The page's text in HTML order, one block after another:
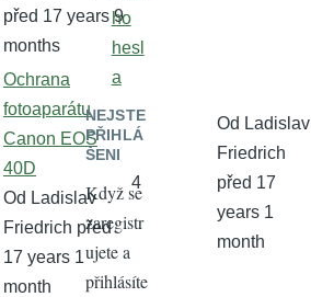
před 17 years 9
months
Normální
téma
Ochrana
fotoaparátu
Canon EOS
40D
Od Ladislav
Friedrich před
17 years 1
month
4
Od Ladislav
Friedrich
před 17
years 1
month
ho
hesl
a
NEJSTE
PŘIHLÁ
ŠENI
Když se
zaregistr
ujete a
přihlásíte